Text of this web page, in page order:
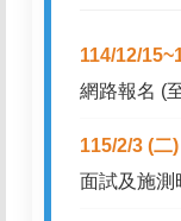
114/12/
網路報名 (
115/2/3 (二)
面試及施測